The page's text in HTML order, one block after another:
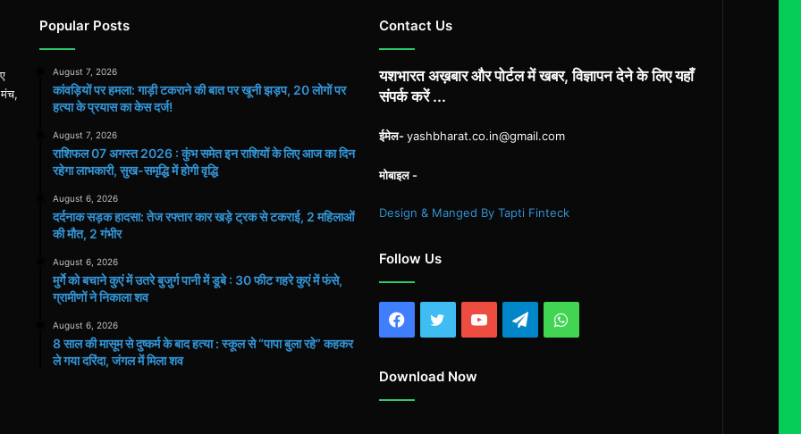
केस
दर्ज!
Popular Posts
August 7, 2026
कांवड़ियों पर हमला: गाड़ी टकराने की बात पर खूनी झड़प, 20 लोगों पर
हत्या के प्रयास का केस दर्ज!
August 7, 2026
राशिफल 07 अगस्त 2026 : कुंभ समेत इन राशियों के लिए आज का दिन
रहेगा लाभकारी, सुख-समृद्धि में होगी वृद्धि
August 6, 2026
दर्दनाक सड़क हादसा: तेज रफ्तार कार खड़े ट्रक से टकराई, 2 महिलाओं
की मौत, 2 गंभीर
August 6, 2026
मुर्गे को बचाने कुएं में उतरे बुजुर्ग पानी में डूबे : 30 फीट गहरे कुएं में फंसे,
ग्रामीणों ने निकाला शव
August 6, 2026
8 साल की मासूम से दुष्कर्म के बाद हत्या : स्कूल से “पापा बुला रहे” कहकर
ले गया दरिंदा, जंगल में मिला शव
Contact Us
यशभारत अख़बार और पोर्टल में खबर, विज्ञापन देने के लिए यहाँ
संपर्क करें ...
ईमेल-yashbharat.co.in@gmail.com
मोबाइल -
Design & Manged By Tapti Finteck
Follow Us
Facebook
TwitterYouTubeTelegramWhatsApp
Download Now